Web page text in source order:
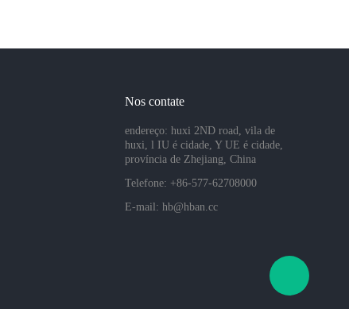
Nos contate
endereço: huxi 2ND road, vila de
huxi, l IU é cidade, Y UE é cidade,
província de Zhejiang, China
Telefone: +86-577-62708000
E-mail: hb@hban.cc